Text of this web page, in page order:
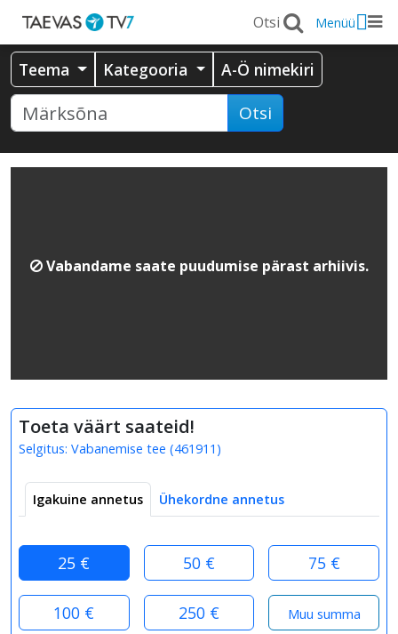
Menüü
Teema Kategooria A-Ö nimekiri
Otsi
Vabandame saate puudumise pärast arhiivis.
Toeta väärt saateid!
Selgitus: Vabanemise tee (461911 )
Igakuine annetus Ühekordne annetus
25 € 50 € 75 €
100 € 250 €